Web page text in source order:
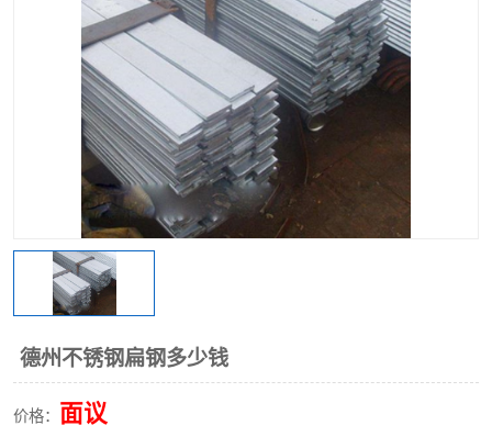
德州不锈钢扁钢多少钱
价格： 面议
不锈钢阀门 不锈钢槽钢
不锈钢扁钢